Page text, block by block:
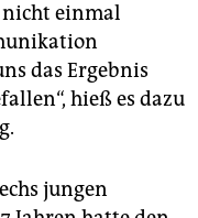
nicht einmal
das Ergebnis
hieß es dazu
jungen